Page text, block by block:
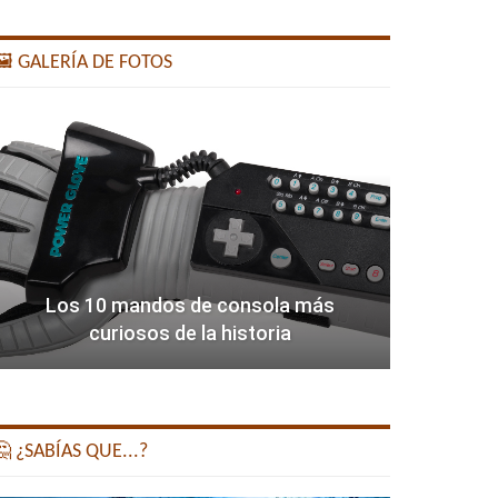
GALERÍA DE FOTOS
Los 10 mandos de consola más
curiosos de la historia
¿SABÍAS QUE...?